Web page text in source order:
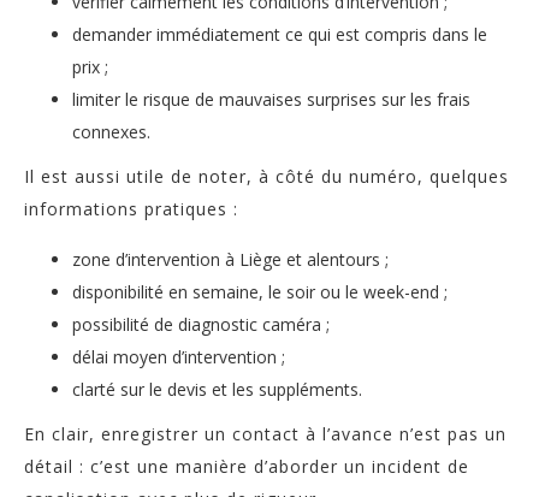
demander immédiatement ce qui est compris dans le
prix ;
limiter le risque de mauvaises surprises sur les frais
connexes.
Il est aussi utile de noter, à côté du numéro, quelques
informations pratiques :
zone d’intervention à Liège et alentours ;
disponibilité en semaine, le soir ou le week-end ;
possibilité de diagnostic caméra ;
délai moyen d’intervention ;
clarté sur le devis et les suppléments.
En clair, enregistrer un contact à l’avance n’est pas un
détail : c’est une manière d’aborder un incident de